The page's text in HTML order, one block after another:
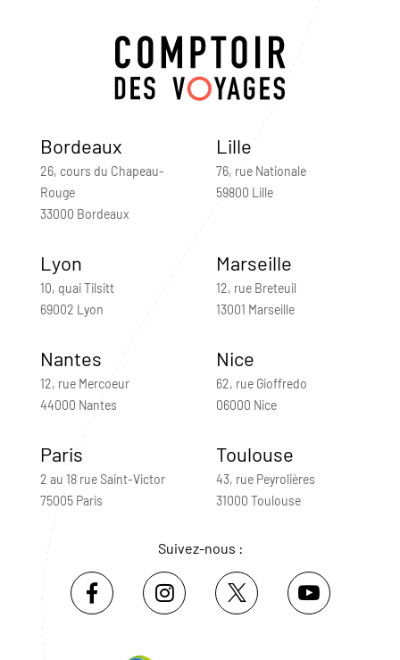
Bordeaux
26, cours du Chapeau-
Rouge
33000 Bordeaux
Lille
76, rue Nationale
59800 Lille
Lyon
10, quai Tilsitt
69002 Lyon
Marseille
12, rue Breteuil
13001 Marseille
Nantes
12, rue Mercoeur
44000 Nantes
Nice
62, rue Gioffredo
06000 Nice
Paris
2 au 18 rue Saint-Victor
75005 Paris
Toulouse
43, rue Peyrolières
31000 Toulouse
Suivez-nous :